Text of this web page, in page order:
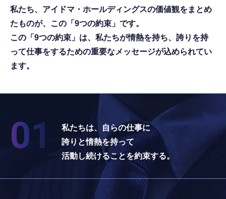
私たち、アイドマ・ホールディングスの価値観をまとめ
たものが、この「9つの約束」です。
この「9つの約束」は、私たちが情熱を持ち、誇りを持
って仕事をするための重要なメッセージが込められてい
ます。
01
私たちは、自らの仕事に
誇りと情熱を持って
活動し続けることを約束する。